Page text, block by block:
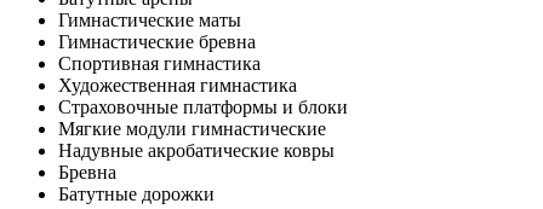
Гимнастические маты
Гимнастические бревна
Спортивная гимнастика
Художественная гимнастика
Страховочные платформы и блоки
Мягкие модули гимнастические
Надувные акробатические ковры
Бревна
Батутные дорожки